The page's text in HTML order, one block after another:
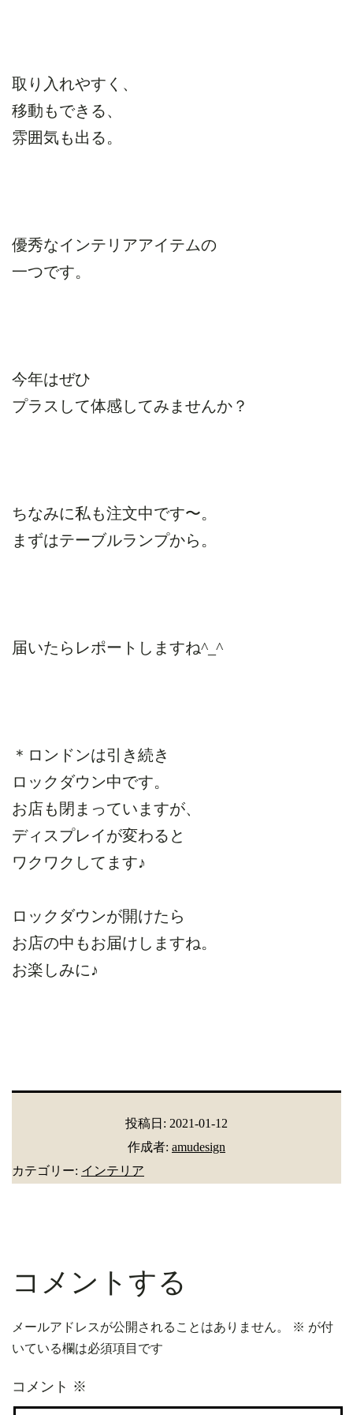
取り入れやすく、
移動もできる、
雰囲気も出る。
優秀なインテリアアイテムの
一つです。
今年はぜひ
プラスして体感してみませんか？
ちなみに私も注文中です〜。
まずはテーブルランプから。
届いたらレポートしますね^_^
＊ロンドンは引き続き
ロックダウン中です。
お店も閉まっていますが、
ディスプレイが変わると
ワクワクしてます♪
ロックダウンが開けたら
お店の中もお届けしますね。
お楽しみに♪
投稿日: 2021-01-12
作成者: amudesign
カテゴリー: インテリア
コメントする
メールアドレスが公開されることはありません。 ※ が付
いている欄は必須項目です
コメント ※